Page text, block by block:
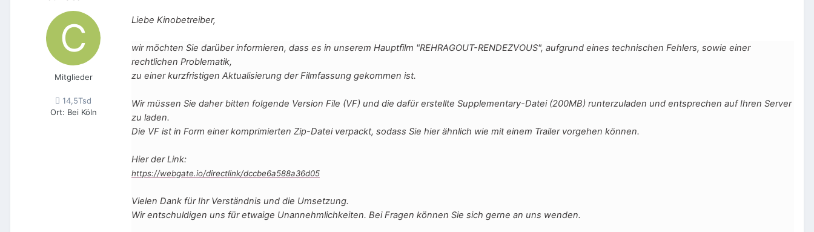
Mitglieder
14,5Tsd
Ort: Bei Köln
Liebe Kinobetreiber,
wir möchten Sie darüber informieren, dass es in unserem Hauptfilm "REHRAGOUT-RENDEZVOUS", aufgrund eines technischen Fehlers, sowie einer
rechtlichen Problematik,
zu einer kurzfristigen Aktualisierung der Filmfassung gekommen ist.
Wir müssen Sie daher bitten folgende Version File (VF) und die dafür erstellte Supplementary-Datei (200MB) runterzuladen und entsprechen auf Ihren Server
zu laden.
Die VF ist in Form einer komprimierten Zip-Datei verpackt, sodass Sie hier ähnlich wie mit einem Trailer vorgehen können.
Hier der Link:
https://webgate.io/directlink/dccbe6a588a36d05
Vielen Dank für Ihr Verständnis und die Umsetzung.
Wir entschuldigen uns für etwaige Unannehmlichkeiten. Bei Fragen können Sie sich gerne an uns wenden.